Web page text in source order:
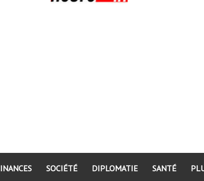
SOCIÉTÉ DIPLOMATIE SANTÉ